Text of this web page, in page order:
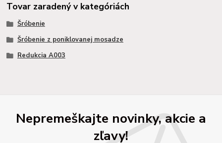
Tovar zaradený v kategóriách
Šróbenie
Šróbenie z poniklovanej mosadze
Redukcia A003
Nepremeškajte novinky, akcie a
zľavy!